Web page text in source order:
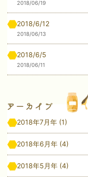
2018/06/19
2018/6/12
2018/06/13
2018/6/5
2018/06/11
2018年7月年 (1)
2018年6月年 (4)
2018年5月年 (4)